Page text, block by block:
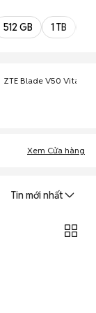
512 GB 1 TB
ZTE Blade V50 Vita Hải
Xem Cửa hàng
Tin mới nhất